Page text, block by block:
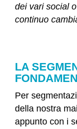
dei vari social
continuo
LA
Per
della nostra
appunto con i